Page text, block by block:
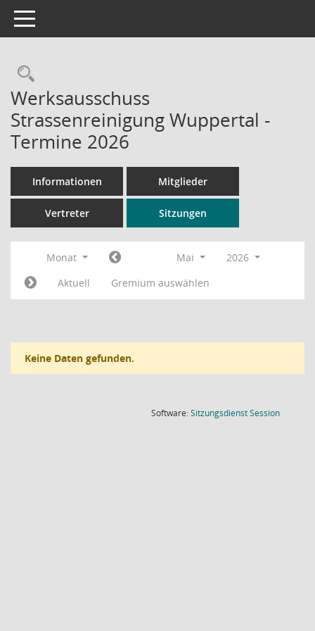
Toggle navigation
Rechercheauswahl
Werksausschuss
Strassenreinigung Wuppertal -
Termine 2026
Informationen Mitglieder
Vertreter Sitzungen
Monat Mai
2026
Aktuell
Gremium auswählen
Keine Daten gefunden.
Software:SitzungsdienstSession(Wird in